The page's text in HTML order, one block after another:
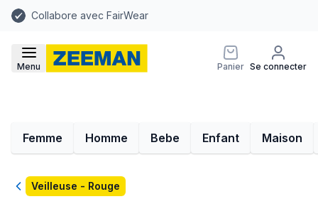
Collabore avec FairWear
Menu Panier Se connecter
Femme Homme Bebe Enfant Maison
RetourVeilleuse - Rouge